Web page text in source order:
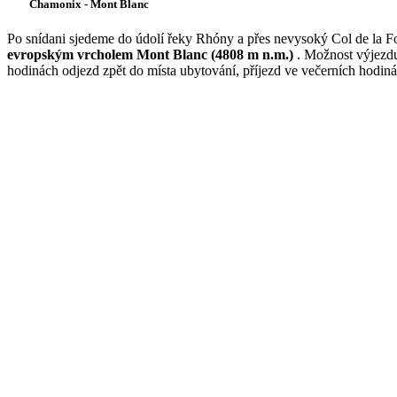
Chamonix - Mont Blanc
Po snídani sjedeme do údolí řeky Rhóny a přes nevysoký Col de la
evropským vrcholem Mont Blanc (4808 m n.m.) . Možnost
hodinách odjezd zpět do místa ubytování, příjezd ve večerních